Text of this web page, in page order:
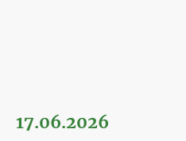
17.06.2026